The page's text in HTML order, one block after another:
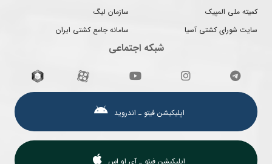
کمیته ملی المپیک
سایت شورای کشتی آسیا
سازمان لیگ
سامانه جامع کشتی ایران
شبکه اجتماعی
اپلیکیشن فیتو ـ اندروید
اپلیکیشن فیتو ـ آی او اس